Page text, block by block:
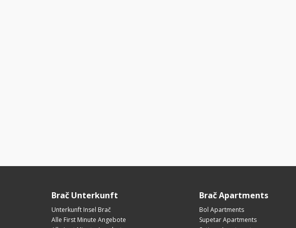
Brač Unterkunft
Unterkunft Insel Brač
Alle First Minute Angebote
Brač Apartments
Bol Apartments
Supetar Apartments